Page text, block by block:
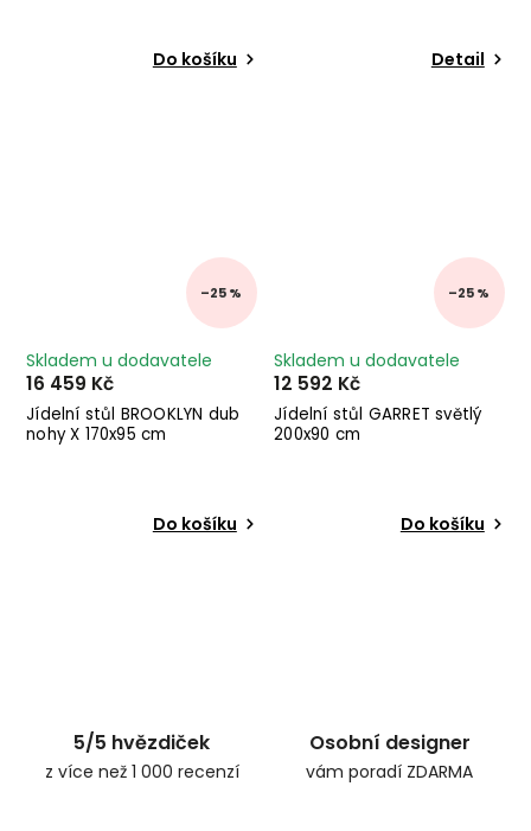
Do košíku Detail
–25 %
Jídelní stůl BROOKLYN dub
nohy X 170x95 cm
Skladem u dodavatele
16 459 Kč
Do košíku
–25 %
Jídelní stůl GARRET světlý
200x90 cm
Skladem u dodavatele
12 592 Kč
Do košíku
5/5 hvězdiček
z více než 1 000 recenzí
Osobní designer
vám poradí ZDARMA